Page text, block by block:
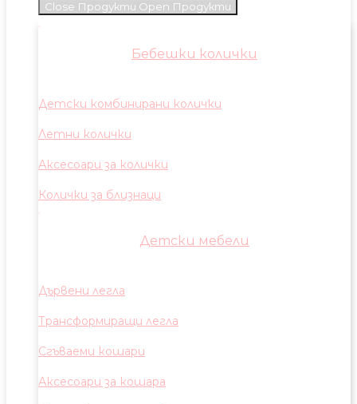
Close Продукти Open Продукти
Бебешки колички
Детски комбинирани колички
Летни колички
Аксесоари за колички
Колички за близнаци
Детски мебели
Дървени легла
Трансформиращи легла
Сгъваеми кошари
Аксесоари за кошара